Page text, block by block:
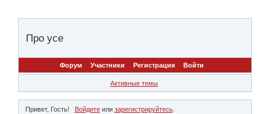
Про усе
Форум Участники Регистрация Войти
Активные темы
Привет, Гость! Войдитеили зарегистрируйтесь.